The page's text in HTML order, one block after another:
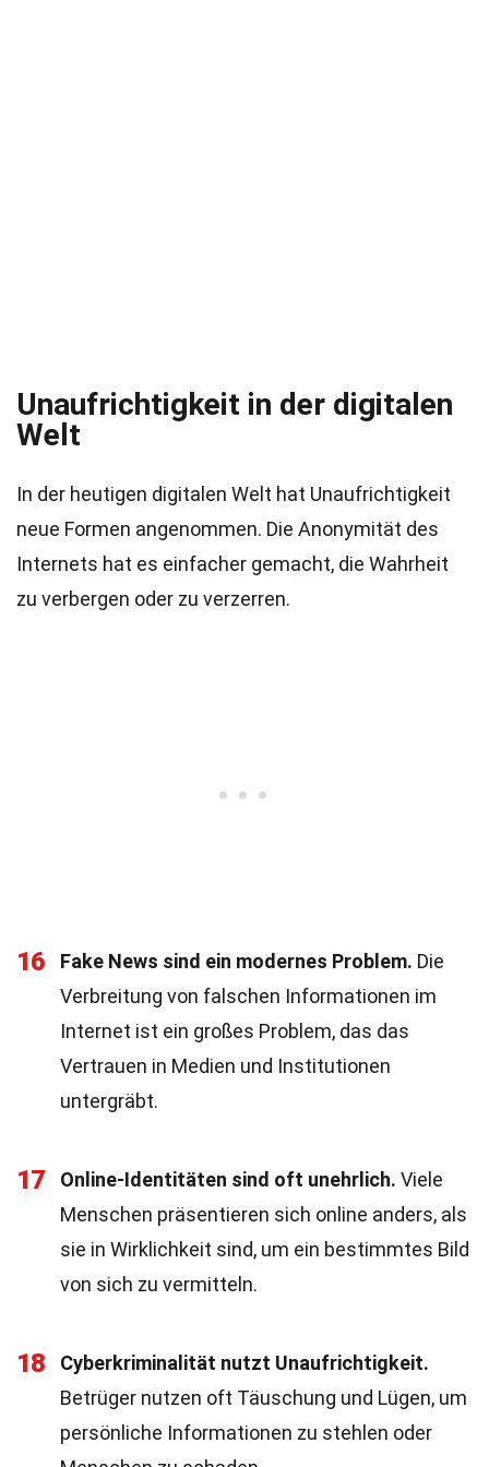
Unaufrichtigkeit in der digitalen
Welt
In der heutigen digitalen Welt hat Unaufrichtigkeit
neue Formen angenommen. Die Anonymität des
Internets hat es einfacher gemacht, die Wahrheit
zu verbergen oder zu verzerren.
16 Fake News sind ein modernes Problem. Die
Verbreitung von falschen Informationen im
Internet ist ein großes Problem, das das
Vertrauen in Medien und Institutionen
untergräbt.
17 Online-Identitäten sind oft unehrlich. Viele
Menschen präsentieren sich online anders, als
sie in Wirklichkeit sind, um ein bestimmtes Bild
von sich zu vermitteln.
18
Cyberkriminalität nutzt Unaufrichtigkeit.
Betrüger nutzen oft Täuschung und Lügen, um
persönliche Informationen zu stehlen oder